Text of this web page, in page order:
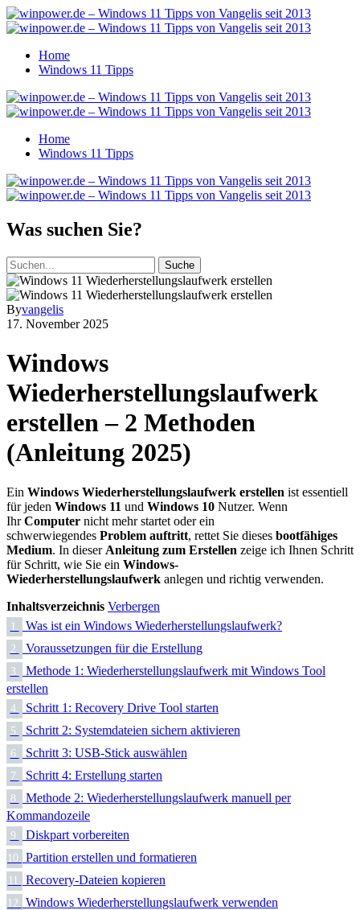
Home
Windows 11 Tipps
Home
Windows 11 Tipps
Was suchen Sie?
Suche
Byvangelis
17. November 2025
Windows
Wiederherstellungslaufwerk
erstellen – 2 Methoden
(Anleitung 2025)
Ein Windows Wiederherstellungslaufwerk erstellen ist essentiell
für jeden Windows 11 und Windows 10 Nutzer. Wenn
IhrComputer nicht mehr startet oder ein
schwerwiegendes Problem auftritt, rettet Sie dieses bootfähiges
Medium. In dieser Anleitung zum Erstellen zeige ich Ihnen Schritt
für Schritt, wie Sie ein Windows-
Wiederherstellungslaufwerk anlegen und richtig verwenden.​
Inhaltsverzeichnis Verbergen
1. Was ist ein Windows Wiederherstellungslaufwerk?
2. Voraussetzungen für die Erstellung
3.
Methode 1: Wiederherstellungslaufwerk mit Windows Tool
erstellen
4. Schritt 1: Recovery Drive Tool starten
5. Schritt 2: Systemdateien sichern aktivieren
6. Schritt 3: USB-Stick auswählen
7. Schritt 4: Erstellung starten
8.
Methode 2: Wiederherstellungslaufwerk manuell per
Kommandozeile
9. Diskpart vorbereiten
10. Partition erstellen und formatieren
11. Recovery-Dateien kopieren
12. Windows Wiederherstellungslaufwerk verwenden